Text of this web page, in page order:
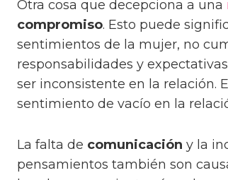
Otra cosa que decepciona a una
compromiso. Esto puede
sentimientos de la mujer, no
responsabilidades y
ser inconsistente en la relación.
sentimiento de vacío en la
La falta de comunicación y la
pensamientos también son